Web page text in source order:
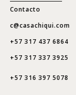
Contacto
c@casachiqui.com
+57 317 437 6864
+57 317 337 3925
+57 316 397 5078